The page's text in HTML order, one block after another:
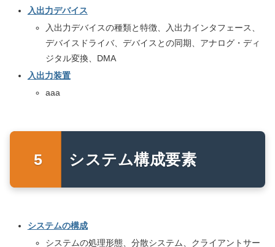
入出力デバイス
入出力デバイスの種類と特徴、入出力インタフェース、
デバイスドライバ、デバイスとの同期、アナログ・ディ
ジタル変換、DMA
入出力装置
aaa
システム構成要素
システムの構成
システムの処理形態、分散システム、クライアントサー